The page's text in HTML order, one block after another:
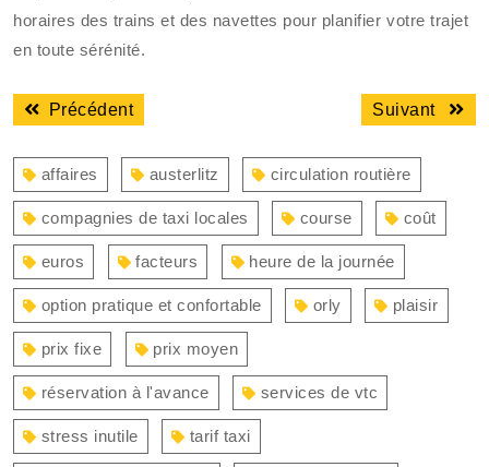
horaires des trains et des navettes pour planifier votre trajet
en toute sérénité.
Navigation
de
l’article
PrécédentArticle
:
Suivant
affaires austerlitz circulation routière
compagnies de taxi locales course coût
euros facteurs heure de la journée
option pratique et confortable orly plaisir
prix fixe prix moyen
réservation à l'avance services de vtc
stress inutile tarif taxi